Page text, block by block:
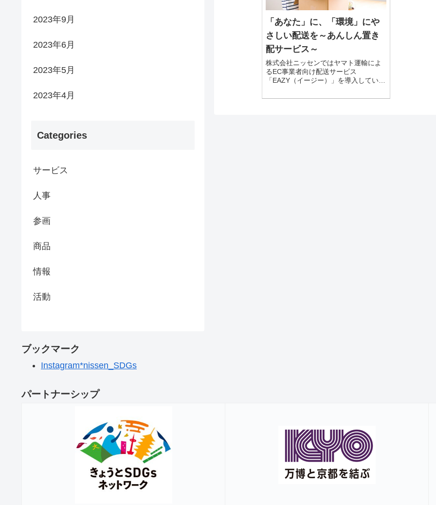
「あなた」に、「環境」にや
さしい配送を～あんしん置き
配サービス～
株式会社ニッセンではヤマト運輸によ
るEC事業者向け配送サービス
「EAZY（イージー）」を導入していま
ービスとなっており、置き配を利用す
2023年9月
2023年6月
2023年5月
2023年4月
Categories
サービス
人事
参画
商品
情報
活動
ブックマーク
Instagram*nissen_SDGs
パートナーシップ